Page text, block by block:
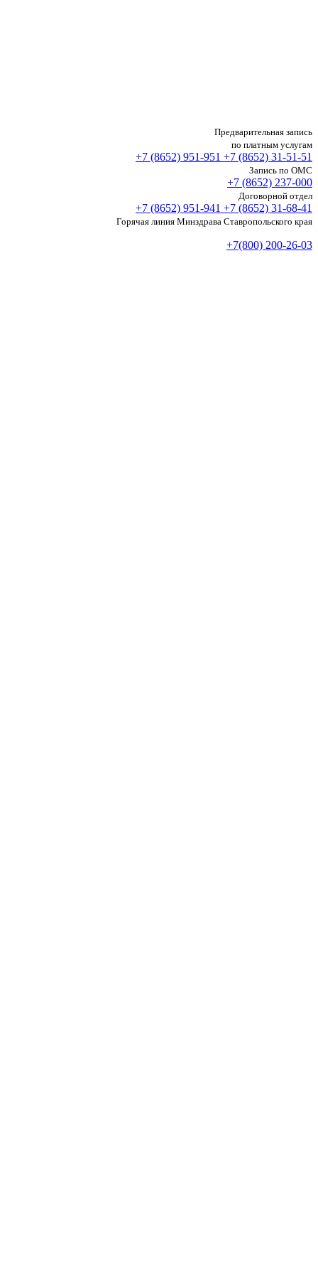
Предварительная запись
по платным услугам
+7 (8652) 951-951 +7 (8652) 31-51-51
Запись по ОМС
+7 (8652) 237-000
Договорной отдел
+7 (8652) 951-941 +7 (8652) 31-68-41
Горячая линия Минздрава Ставропольского края
+7(800) 200-26-03